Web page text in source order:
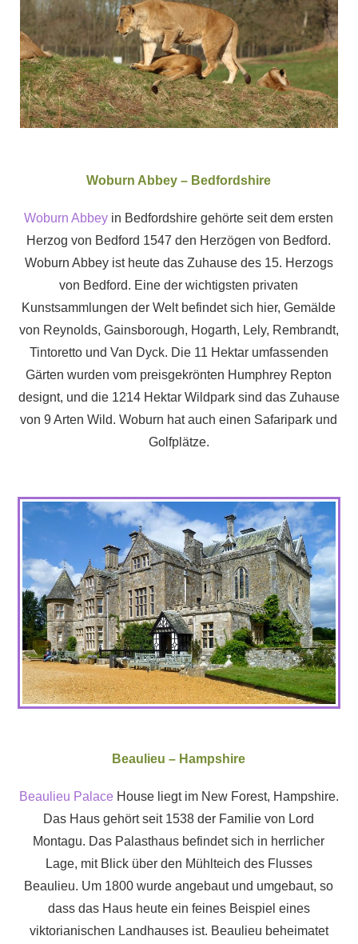
Woburn Abbey – Bedfordshire
Woburn Abbey in Bedfordshire gehörte seit dem ersten
Herzog von Bedford 1547 den Herzögen von Bedford.
Woburn Abbey ist heute das Zuhause des 15. Herzogs
von Bedford. Eine der wichtigsten privaten
Kunstsammlungen der Welt befindet sich hier, Gemälde
von Reynolds, Gainsborough, Hogarth, Lely, Rembrandt,
Tintoretto und Van Dyck. Die 11 Hektar umfassenden
Gärten wurden vom preisgekrönten Humphrey Repton
designt, und die 1214 Hektar Wildpark sind das Zuhause
von 9 Arten Wild. Woburn hat auch einen Safaripark und
Golfplätze.
Beaulieu – Hampshire
Beaulieu PalaceHouse liegt im New Forest, Hampshire.
Das Haus gehört seit 1538 der Familie von Lord
Montagu. Das Palasthaus befindet sich in herrlicher
Lage, mit Blick über den Mühlteich des Flusses
Beaulieu. Um 1800 wurde angebaut und umgebaut, so
dass das Haus heute ein feines Beispiel eines
viktorianischen Landhauses ist. Beaulieu beheimatet